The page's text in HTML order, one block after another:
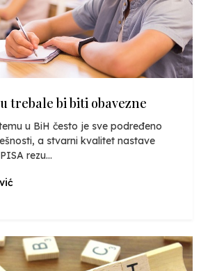
trebale bi biti obavezne
u BiH često je sve podređeno
a stvarni kvalitet nastave
rezu...